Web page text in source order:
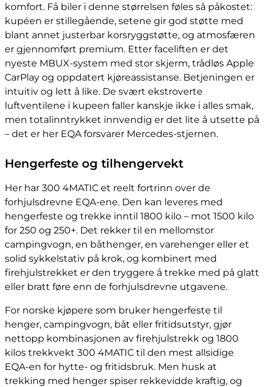
komfort. Få biler i denne størrelsen føles så påkostet:
kupéen er stillegående, setene gir god støtte med
blant annet justerbar korsryggstøtte, og atmosfæren
er gjennomført premium. Etter faceliften er det
nyeste MBUX-system med stor skjerm, trådløs Apple
CarPlay og oppdatert kjøreassistanse. Betjeningen er
intuitiv og lett å like. De svært ekstroverte
luftventilene i kupeen faller kanskje ikke i alles smak,
men totalinntrykket innvendig er det lite å utsette på
– det er her EQA forsvarer Mercedes-stjernen.
Hengerfeste og tilhengervekt
Her har 300 4MATIC et reelt fortrinn over de
forhjulsdrevne EQA-ene. Den kan leveres med
hengerfeste og trekke inntil 1800 kilo – mot 1500 kilo
for 250 og 250+. Det rekker til en mellomstor
campingvogn, en båthenger, en varehenger eller et
solid sykkelstativ på krok, og kombinert med
firehjulstrekket er den tryggere å trekke med på glatt
eller bratt føre enn de forhjulsdrevne utgavene.
For norske kjøpere som bruker hengerfeste til
henger, campingvogn, båt eller fritidsutstyr, gjør
nettopp kombinasjonen av firehjulstrekk og 1800
kilos trekkvekt 300 4MATIC til den mest allsidige
EQA-en for hytte- og fritidsbruk. Men husk at
trekking med henger spiser rekkevidde kraftig, og